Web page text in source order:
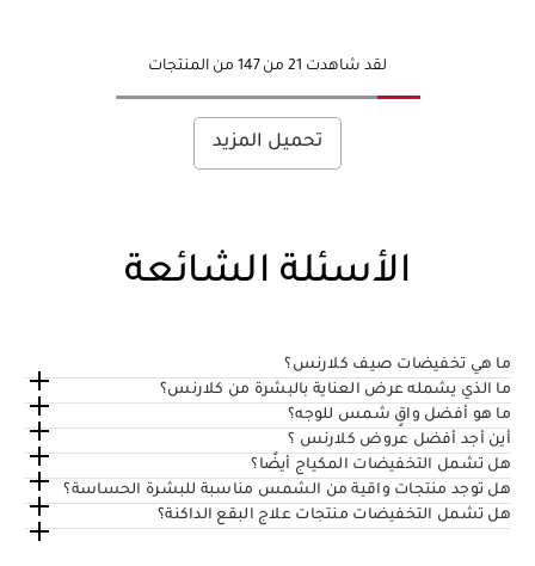
لقد شاهدت 21 من 147 من المنتجات
تحميل المزيد
الأسئلة الشائعة
ما هي تخفيضات صيف كلارنس؟
ما الذي يشمله عرض العناية بالبشرة من كلارنس؟
ما هو أفضل واقٍ شمس للوجه؟
أين أجد أفضل عروض كلارنس ؟
هل تشمل التخفيضات المكياج أيضًا؟
هل توجد منتجات واقية من الشمس مناسبة للبشرة الحساسة؟
هل تشمل التخفيضات منتجات علاج البقع الداكنة؟